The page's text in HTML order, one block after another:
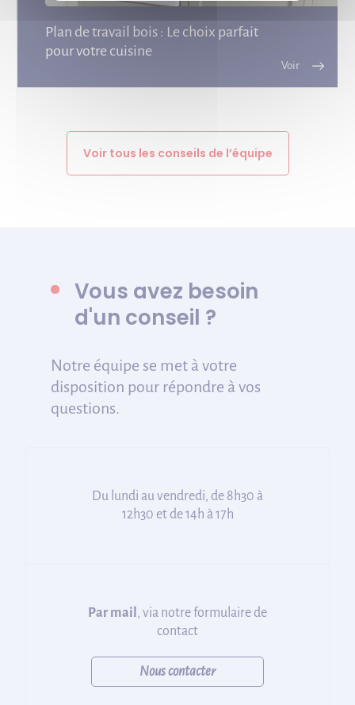
Plan de travail bois : Le choix parfait
pour votre cuisine
Voir tous les conseils de l’équipe
Vous avez besoin
d'un conseil ?
Notre équipe se met à votre
disposition pour répondre à vos
questions.
Du lundi au vendredi, de 8h30 à
12h30 et de 14h à 17h
Par mail , via notre formulaire de
contact
Nous contacter